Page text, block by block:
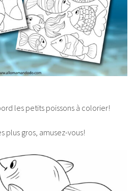
les petits poissons à colorier!
plus gros, amusez-vous!